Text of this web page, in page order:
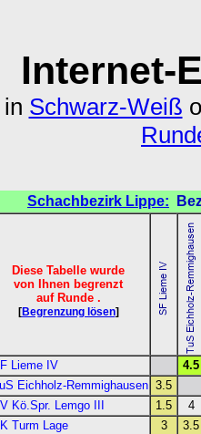
Internet-
Schwarz-Weiß
Schachbezirk Lippe:
Diese Tabelle wurde
von Ihnen begrenzt
auf Runde .
[Begrenzung lösen]
Lieme IV
4.5
Eichholz-Remmighausen 3.5
Kö.Spr. Lemgo III 1.5
4
Turm Lage 3
3.5